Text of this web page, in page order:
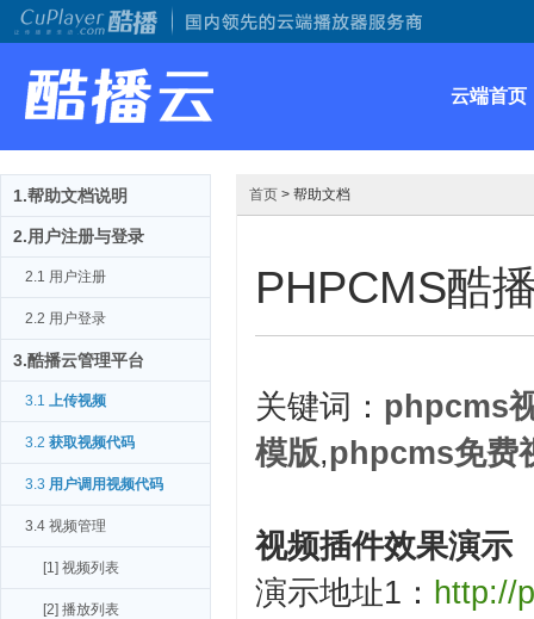
云端首页
1.帮助文档说明
2.用户注册与登录
2.1 用户注册
2.2 用户登录
3.酷播云管理平台
3.1 上传视频
3.2 获取视频代码
3.3 用户调用视频代码
3.4 视频管理
[1] 视频列表
[2] 播放列表
首页 > 帮助文档
PHPCMS酷
关键词： phpcms
模版,phpcms免费
视频插件效果演示
演示地址1： http://